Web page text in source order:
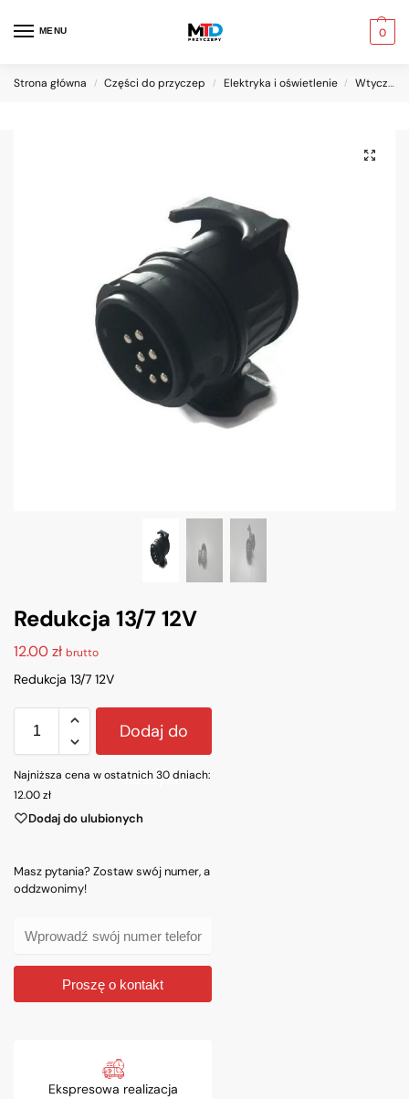
MENU 0
Strona główna / Części do przyczep / Elektryka i oświetlenie / Wtyczki gniazda adaptery
Redukcja 13/7 12V
12.00zł brutto
Redukcja 13/7 12V
Dodaj do
koszyka
Najniższa cena w ostatnich 30 dniach:
12.00zł
Dodaj do ulubionych
Masz pytania? Zostaw swój numer, a
oddzwonimy!
Proszę o kontakt
Ekspresowa realizacja